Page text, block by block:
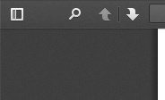
Toggle
PreviousNext